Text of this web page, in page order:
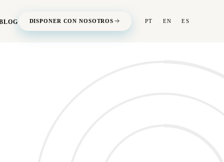
DISPONER CON NOSOTROS PT EN ES